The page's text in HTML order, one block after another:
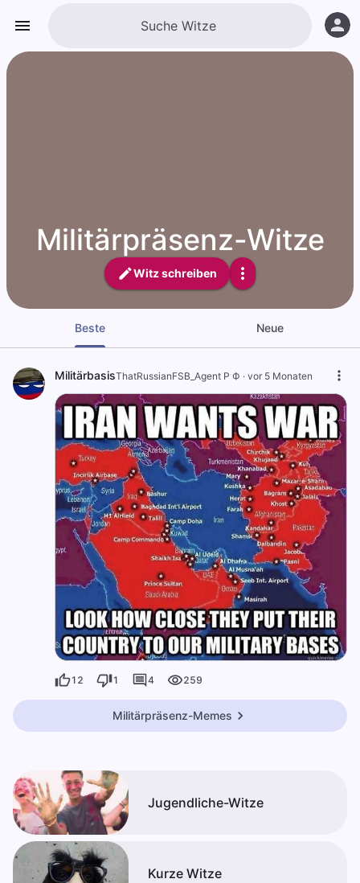
Militärpräsenz-Witze
Witz schreiben
Beste Neue
MilitärbasisThatRussianFSB_Agent Р Ф · vor 5 Monaten
12 1 4 259
Militärpräsenz-Memes
Jugendliche-Witze
Kurze Witze